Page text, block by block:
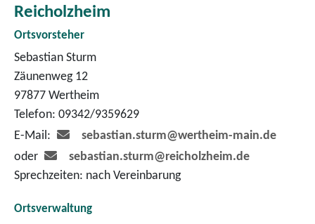
Reicholzheim
Ortsvorsteher
Sebastian Sturm
Zäunenweg 12
97877 Wertheim
Telefon: 09342/9359629
E-Mail:
sebastian.sturm@wertheim-main.de
oder
sebastian.sturm@reicholzheim.de
Sprechzeiten: nach Vereinbarung
Ortsverwaltung